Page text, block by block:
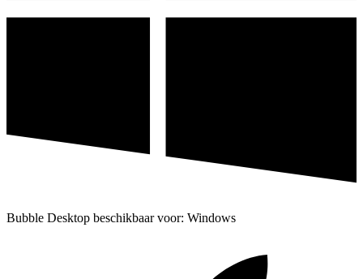
Bubble Desktop beschikbaar voor: Windows